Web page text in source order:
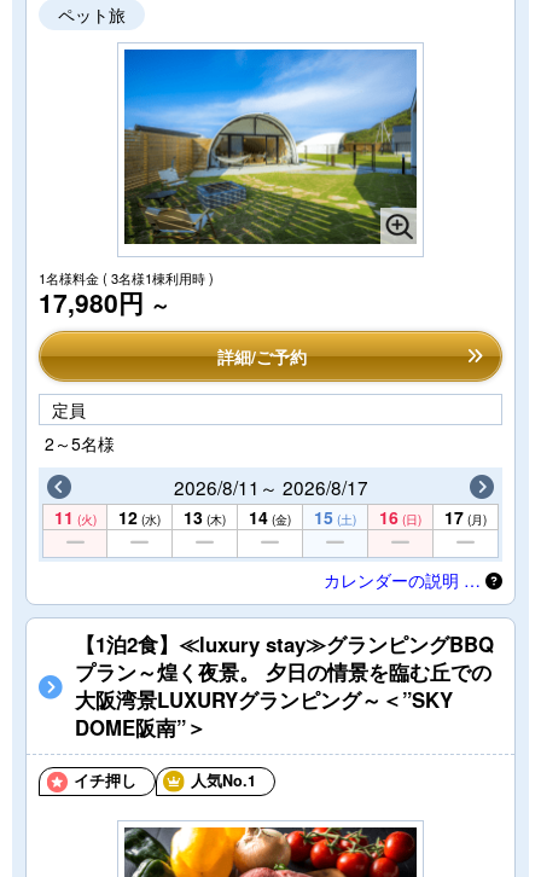
ペット旅
1名様料金( 3名様1棟利用時 )
17,980円 ～
詳細/ご予約
定員
2～5名様
2026/8/11～ 2026/8/17
11 (火) 12 (水) 13 (木) 14 (金) 15 (土) 16 (日) 17 (月)
カレンダーの説明 …
【1泊2食】≪luxury stay≫グランピングBBQ
プラン～煌く夜景。 夕日の情景を臨む丘での
大阪湾景LUXURYグランピング～＜”SKY
DOME阪南”＞
イチ押し 人気No.1